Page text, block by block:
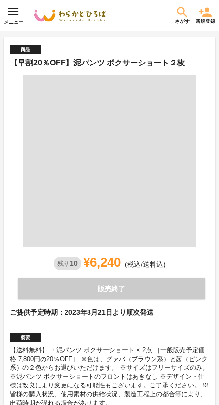
メニュー さがす 新規登録
商品
【早割20％OFF】泥パンツ ボクサーショート２枚
残り 10 ¥6,240 (税込/送料込)
販売終了
ご提供予定時期：2023年8月21日より順次発送
概要
【送料無料】 ・泥パンツ ボクサーショート × 2点 ［一般販売予定価
格 7,800円の20％OFF］ ※色は、グァバ（ブラウン系）と茜（ピンク
系）の２色からお選びいただけます。 ※サイズはフリーサイズのみ。
※泥パンツ ボクサーショートのフロントはあきなし ※デザイン・仕
様は改良により変更になる可能性もございます。ご了承ください。 ※
皆様の購入状況、使用素材の供給状況、製造工程上の都合等により、
出荷時期が遅れる場合があります。